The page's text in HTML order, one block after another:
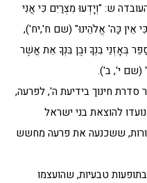
ש: "וְיָדְעוּ מִצְרַיִם כִּי אֲנִי
אֵין כַּה' אֱלֹהֵינוּ" (שם ח',יח'),
בְּאָזְנֵי בִנְךָ וּבֶן בִּנְךָ אֵת אֲשֶׁר
(שם י', ב').
חינוך בידיעת ה', לפרעה,
להוצאת בני ישראל
ששכנעה את פרעה מחשש
טבעיות, שהועצמו